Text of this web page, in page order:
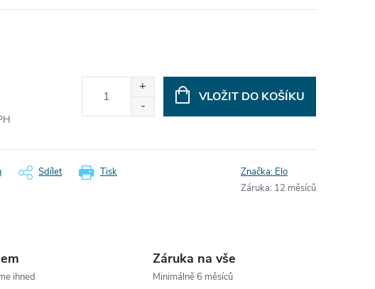
VLOŽIT DO KOŠÍKU
Tisk
Sdílet Značka: Elo
Záruka: 12 měsíců
ihned
Záruka na vše
Minimálně 6 měsíců